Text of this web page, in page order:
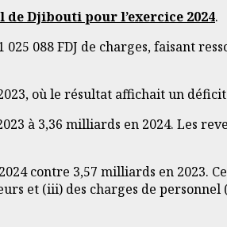
Djibouti pour l’exercice 2024.
025 088 FDJ de charges, faisant
où le résultat affichait un déficit
à 3,36 milliards en 2024. Les
contre 3,57 milliards en 2023.
et (iii) des charges de personnel